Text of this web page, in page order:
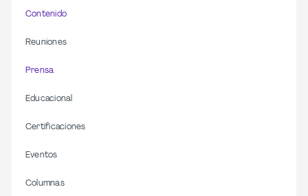
Contenido
Reuniones
Prensa
Educacional
Certificaciones
Eventos
Columnas